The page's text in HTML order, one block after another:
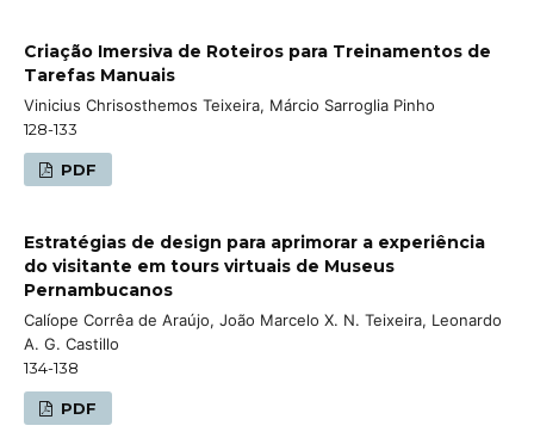
Criação Imersiva de Roteiros para Treinamentos de
Tarefas Manuais
Vinicius Chrisosthemos Teixeira, Márcio Sarroglia Pinho
128-133
PDF
Estratégias de design para aprimorar a experiência
do visitante em tours virtuais de Museus
Pernambucanos
Calíope Corrêa de Araújo, João Marcelo X. N. Teixeira, Leonardo
A. G. Castillo
134-138
PDF